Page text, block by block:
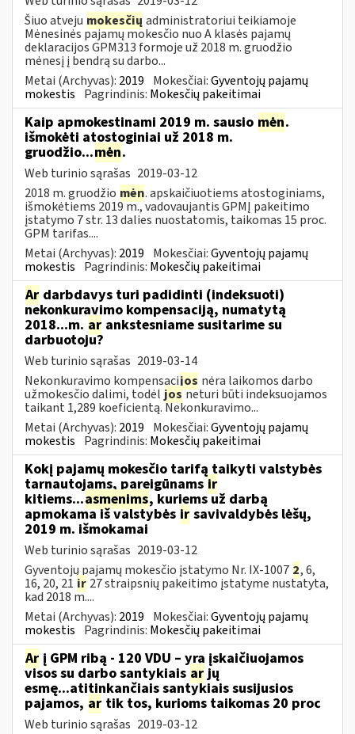
Šiuo atveju mokesčių administratoriui teikiamoje
Mėnesinės pajamų mokesčio nuo A klasės pajamų
deklaracijos GPM313 formoje už 2018 m. gruodžio
mėnesį į bendrą su darbo...
Metai (Archyvas): 2019 Mokesčiai:Gyventojų pajamų
mokestis Pagrindinis: Mokesčių pakeitimai
Kaip apmokestinami 2019 m. sausio mėn.
išmokėti atostoginiai už 2018 m.
gruodžio...mėn.
Web turinio sąrašas 2019-03-12
2018 m. gruodžio mėn. apskaičiuotiems atostoginiams,
išmokėtiems 2019 m., vadovaujantis GPMĮ pakeitimo
įstatymo 7 str. 13 dalies nuostatomis, taikomas 15 proc.
GPM tarifas....
Metai (Archyvas): 2019 Mokesčiai:Gyventojų pajamų
mokestis Pagrindinis: Mokesčių pakeitimai
Ar darbdavys turi padidinti (indeksuoti)
nekonkuravimo kompensaciją, numatytą
2018...m. ar ankstesniame susitarime su
darbuotoju?
Web turinio sąrašas 2019-03-14
Nekonkuravimo kompensacijos nėra laikomos darbo
užmokesčio dalimi, todėl josneturi būti indeksuojamos
taikant 1,289 koeficientą. Nekonkuravimo...
Metai (Archyvas): 2019 Mokesčiai:Gyventojų pajamų
mokestis Pagrindinis: Mokesčių pakeitimai
Kokį pajamų mokesčio tarifą taikyti valstybės
tarnautojams, pareigūnams ir
kitiems...asmenims, kuriems už darbą
apmokama iš valstybės ir savivaldybės lėšų,
2019 m. išmokamai
Web turinio sąrašas 2019-03-12
Gyventojų pajamų mokesčio įstatymo Nr. IX-1007 2, 6,
16, 20, 21 ir 27 straipsnių pakeitimo įstatyme nustatyta,
kad 2018 m....
Metai (Archyvas): 2019 Mokesčiai:Gyventojų pajamų
mokestis Pagrindinis: Mokesčių pakeitimai
Ar į GPM ribą - 120 VDU – yra įskaičiuojamos
visos su darbo santykiais arjų
esmę...atitinkančiais santykiais susijusios
pajamos, ar tik tos, kurioms taikomas 20 proc
Web turinio sąrašas 2019-03-12